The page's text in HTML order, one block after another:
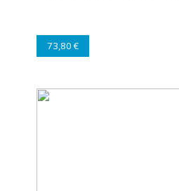
73,80 €